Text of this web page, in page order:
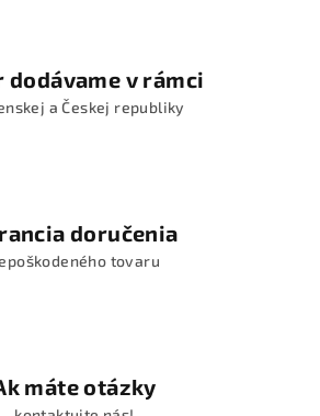
dodávame v rámci
a Českej republiky
doručenia
tovaru
máte otázky